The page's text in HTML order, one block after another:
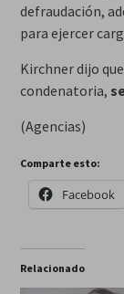
defraudación,
para ejercer
Kirchner dijo
condenatoria,
(Agencias)
Comparte esto:
Facebook
Relacionado